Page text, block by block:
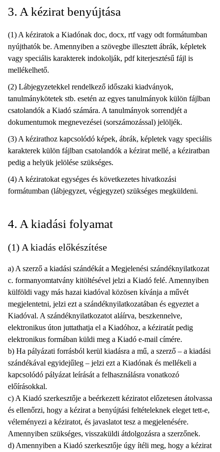
3. A kézirat benyújtása
(1) A kéziratok a Kiadónak doc, docx, rtf vagy odt formátumban
nyújthatók be. Amennyiben a szövegbe illesztett ábrák, képletek
vagy speciális karakterek indokolják, pdf kiterjesztésű fájl is
mellékelhető.
(2) Lábjegyzetekkel rendelkező időszaki kiadványok,
tanulmánykötetek stb. esetén az egyes tanulmányok külön fájlban
csatolandók a Kiadó számára. A tanulmányok sorrendjét a
dokumentumok megnevezései (sorszámozással) jelöljék.
(3) A kézirathoz kapcsolódó képek, ábrák, képletek vagy speciális
karakterek külön fájlban csatolandók a kézirat mellé, a kéziratban
pedig a helyük jelölése szükséges.
(4) A kéziratokat egységes és következetes hivatkozási
formátumban (lábjegyzet, végjegyzet) szükséges megküldeni.
4. A kiadási folyamat
(1) A kiadás előkészítése
a) A szerző a kiadási szándékát a Megjelenési szándéknyilatkozat
c. formanyomtatvány kitöltésével jelzi a Kiadó felé. Amennyiben
külföldi vagy más hazai kiadóval közösen kívánja a művét
megjelentetni, jelzi ezt a szándéknyilatkozatában és egyeztet a
Kiadóval. A szándéknyilatkozatot aláírva, beszkennelve,
elektronikus úton juttathatja el a Kiadóhoz, a kéziratát pedig
elektronikus formában küldi meg a Kiadó e-mail címére.
b) Ha pályázati forrásból kerül kiadásra a mű, a szerző – a kiadási
szándékával egyidejűleg – jelzi ezt a Kiadónak és mellékeli a
kapcsolódó pályázat leírását a felhasználásra vonatkozó
előírásokkal.
c) A Kiadó szerkesztője a beérkezett kéziratot előzetesen átolvassa
és ellenőrzi, hogy a kézirat a benyújtási feltételeknek eleget tett-e,
véleményezi a kéziratot, és javaslatot tesz a megjelenésére.
Amennyiben szükséges, visszaküldi átdolgozásra a szerzőnek.
d) Amennyiben a Kiadó szerkesztője úgy ítéli meg, hogy a kézirat